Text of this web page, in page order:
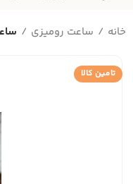
خانه ساعت رومیزی
تامین کالا